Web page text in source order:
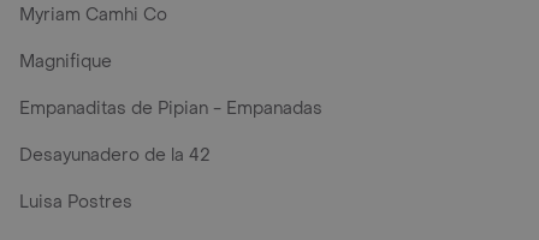
Myriam Camhi Co
Magnifique
Empanaditas de Pipian - Empanadas
Desayunadero de la 42
Luisa Postres